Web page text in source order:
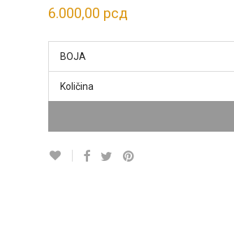
6.000,00 рсд
BOJA
Količina